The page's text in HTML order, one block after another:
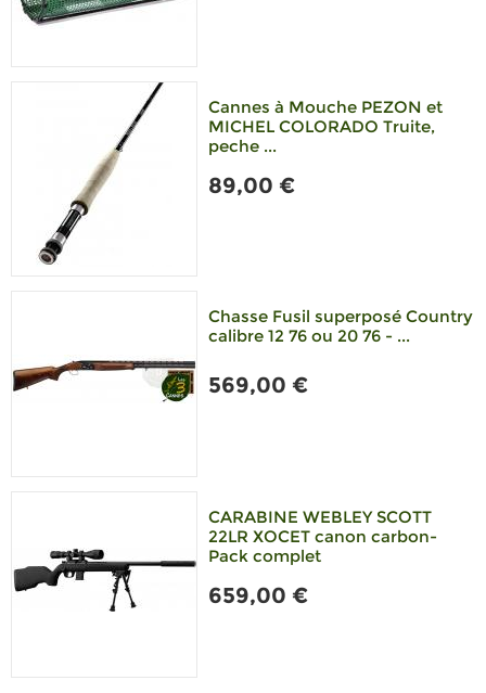
Cannes à Mouche PEZON et
MICHEL COLORADO Truite,
peche ...
89,00 €
Chasse Fusil superposé Country
calibre 12 76 ou 20 76 - ...
569,00 €
CARABINE WEBLEY SCOTT
22LR XOCET canon carbon-
Pack complet
659,00 €